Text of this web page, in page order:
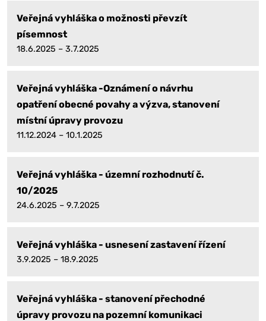
Veřejná vyhláška o možnosti převzít
písemnost
18.6.2025 – 3.7.2025
Veřejná vyhláška -Oznámení o návrhu
opatření obecné povahy a výzva, stanovení
místní úpravy provozu
11.12.2024 – 10.1.2025
Veřejná vyhláška - územní rozhodnutí č.
10/2025
24.6.2025 – 9.7.2025
Veřejná vyhláška - usnesení zastavení řízení
3.9.2025 – 18.9.2025
Veřejná vyhláška - stanovení přechodné
úpravy provozu na pozemní komunikaci